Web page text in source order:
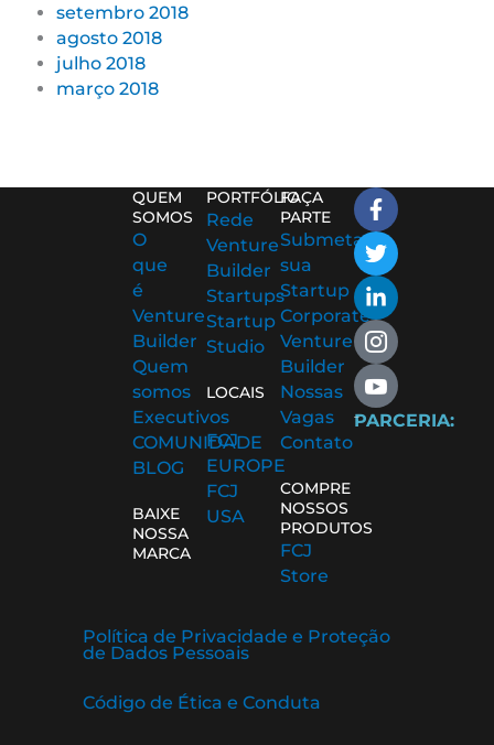
setembro 2018
agosto 2018
julho 2018
março 2018
QUEM
SOMOS
O
que
é
Venture
Builder
Quem
somos
Executivos
COMUNIDADE
BLOG
BAIXE
NOSSA
MARCA
PORTFÓLIO
Rede
Venture
Builder
Startups
Startup
Studio
LOCAIS
FCJ
EUROPE
FCJ
USA
FAÇA
PARTE
Submeta
sua
Startup
Corporate
Venture
Builder
Nossas
Vagas
Contato
COMPRE
NOSSOS
PRODUTOS
FCJ
Store
F
a
c
e
b
o
o
k
-
f
T
w
i
t
t
e
r
L
i
n
k
e
d
i
n
-
i
n
I
c
o
n
-
i
n
s
t
a
g
I
c
o
n
-
y
o
u
t
u
b
PARCERIA:
Política de Privacidade e Proteção
de Dados Pessoais
Código de Ética e Conduta